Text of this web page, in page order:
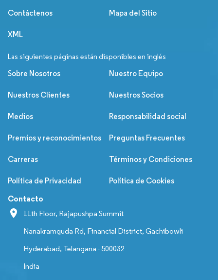
Contáctenos Mapa del Sitio
XML
Las siguientes páginas están disponibles en inglés
Sobre Nosotros Nuestro Equipo
Nuestros Clientes Nuestros Socios
Medios Responsabilidad social
Premios y reconocimientos Preguntas Frecuentes
Carreras Términos y Condiciones
Política de Privacidad Política de Cookies
Contacto
11th Floor, Rajapushpa Summit
Nanakramguda Rd, Financial District, Gachibowli
Hyderabad, Telangana - 500032
India